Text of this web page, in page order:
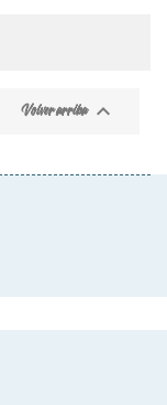
Volver arriba 